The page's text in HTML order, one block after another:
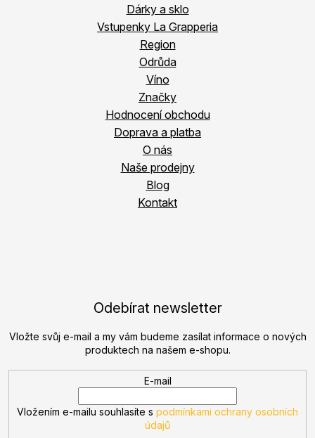
Dárky a sklo
Vstupenky La Grapperia
Region
Odrůda
Víno
Značky
Hodnocení obchodu
Doprava a platba
O nás
Naše prodejny
Blog
Kontakt
Odebírat newsletter
Vložte svůj e-mail a my vám budeme zasílat informace o nových
produktech na našem e-shopu.
E-mail
Vložením e-mailu souhlasíte s podmínkami ochrany osobních
údajů